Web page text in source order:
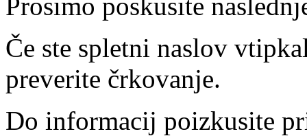
Če ste spletni naslov
preverite črkovanje.
Do informacij poizkusite